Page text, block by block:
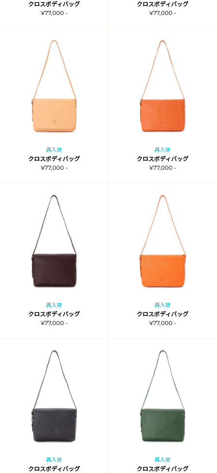
クロスボディバッグ
¥77,000 -
クロスボディバッグ
¥77,000 -
再入荷
クロスボディバッグ
¥77,000 -
再入荷
クロスボディバッグ
¥77,000 -
再入荷
クロスボディバッグ
¥77,000 -
再入荷
クロスボディバッグ
¥77,000 -
再入荷
クロスボディバッグ
再入荷
クロスボディバッグ